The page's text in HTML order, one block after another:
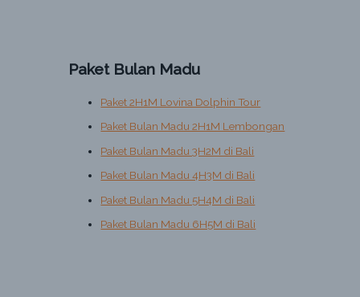
fPaket Bulan Madu
Paket 2H1M Lovina Dolphin Tour
Paket Bulan Madu 2H1M Lembongan
Paket Bulan Madu 3H2M di Bali
Paket Bulan Madu 4H3M di Bali
Paket Bulan Madu 5H4M di Bali
Paket Bulan Madu 6H5M di Bali